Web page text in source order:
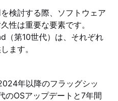
検討する際、ソフトウェア
性は重要な要素です。
（第10世代）は、それぞれ
ます。
年以降のフラッグシッ
のOSアップデートと7年間